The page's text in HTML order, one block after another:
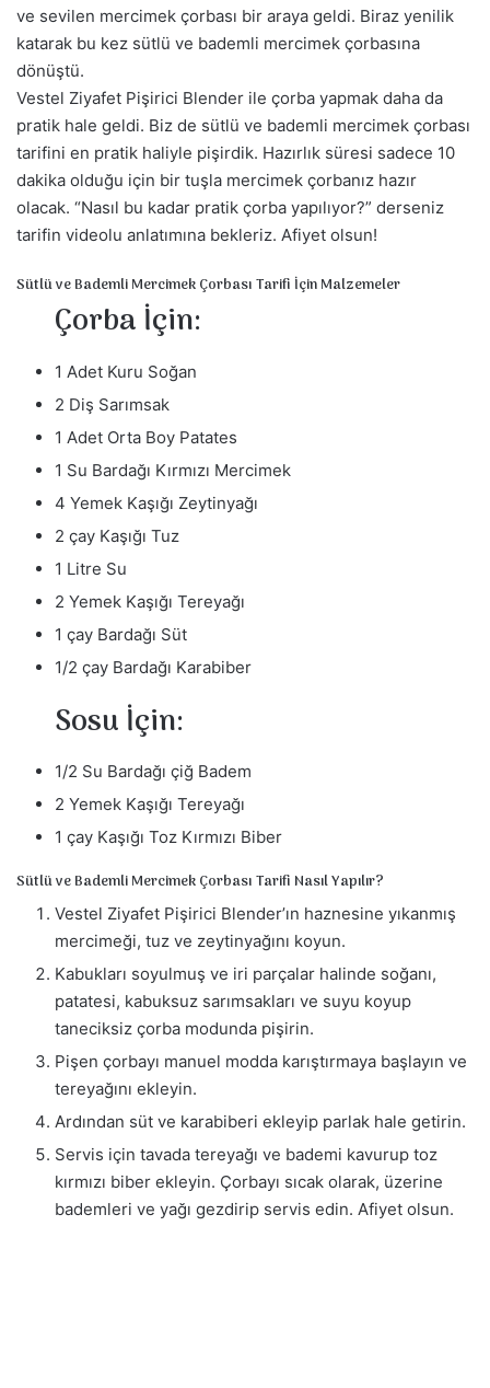
p
s
t
a
g
ö
n
e
e
ve sevilen mercimek çorbası bir araya geldi. Biraz yenilik
katarak bu kez sütlü ve bademli mercimek çorbasına
dönüştü.
Vestel Ziyafet Pişirici Blender ile çorba yapmak daha da
pratik hale geldi. Biz de sütlü ve bademli mercimek çorbası
tarifini en pratik haliyle pişirdik. Hazırlık süresi sadece 10
dakika olduğu için bir tuşla mercimek çorbanız hazır
olacak. “Nasıl bu kadar pratik çorba yapılıyor?” derseniz
tarifin videolu anlatımına bekleriz. Afiyet olsun!
Sütlü ve Bademli Mercimek Çorbası Tarifi İçin Malzemeler
Çorba İçin:
1 Adet Kuru Soğan
2 Diş Sarımsak
1 Adet Orta Boy Patates
1 Su Bardağı Kırmızı Mercimek
4 Yemek Kaşığı Zeytinyağı
2 çay Kaşığı Tuz
1 Litre Su
2 Yemek Kaşığı Tereyağı
1 çay Bardağı Süt
1/2 çay Bardağı Karabiber
Sosu İçin:
1/2 Su Bardağı çiğ Badem
2 Yemek Kaşığı Tereyağı
1 çay Kaşığı Toz Kırmızı Biber
Sütlü ve Bademli Mercimek Çorbası Tarifi Nasıl Yapılır?
Vestel Ziyafet Pişirici Blender’ın haznesine yıkanmış
mercimeği, tuz ve zeytinyağını koyun.
Kabukları soyulmuş ve iri parçalar halinde soğanı,
patatesi, kabuksuz sarımsakları ve suyu koyup
taneciksiz çorba modunda pişirin.
Pişen çorbayı manuel modda karıştırmaya başlayın ve
tereyağını ekleyin.
Ardından süt ve karabiberi ekleyip parlak hale getirin.
Servis için tavada tereyağı ve bademi kavurup toz
kırmızı biber ekleyin. Çorbayı sıcak olarak, üzerine
bademleri ve yağı gezdirip servis edin. Afiyet olsun.